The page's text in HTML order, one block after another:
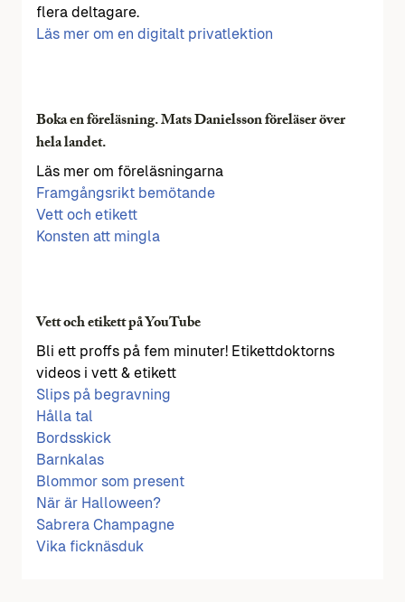
flera deltagare.
Läs mer om en digitalt privatlektion
Boka en föreläsning. Mats Danielsson föreläser över
hela landet.
Läs mer om föreläsningarna
Framgångsrikt bemötande
Vett och etikett
Konsten att mingla
Vett och etikett på YouTube
Bli ett proffs på fem minuter! Etikettdoktorns
videos i vett & etikett
Slips på begravning
Hålla tal
Bordsskick
Barnkalas
Blommor som present
När är Halloween?
Sabrera Champagne
Vika ficknäsduk